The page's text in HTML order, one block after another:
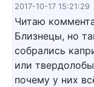
2017-10-17 15:21:29
Читаю
Близнецы, но
собрались
или
почему у них